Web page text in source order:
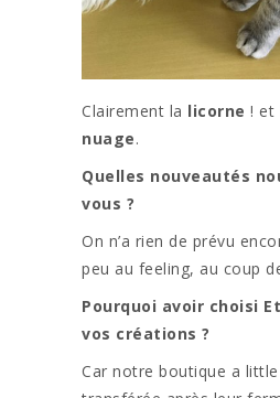
Clairement la licorne ! et
nuage.
Quelles nouveautés
vous ?
On n’a rien de prévu
peu au feeling, au coup
Pourquoi avoir choisi
vos créations ?
Car notre boutique a